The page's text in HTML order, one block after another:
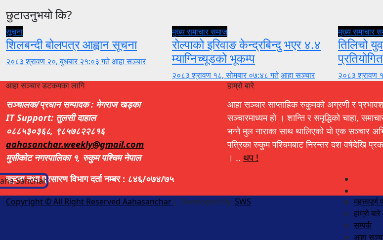
छुटाउनुभयो कि?
सूचना
शिलबन्दी बोलपत्र आह्वान सूचना
२०८३ श्रावण २०, बुधबार २१:०३ गतेआहा सञ्चार
मुख्य समाचारसमाज
रोल्पाको इरिवाङ केन्द्रबिन्दु भएर ४.४
म्याग्निच्यूडको भूकम्प
२०८३ श्रावण १८, सोमबार ०७:४८ गतेआहा सञ्चार
मुख्य समाचार
तिलिचो
२०८३ श्रावण
आहा सञ्चार डटकमका लागि
सञ्चालक/प्रधान सम्पादक : मेगराज खड्का
IT Support: तुलसी दाहाल
०८८५३०३६८, ९८५७८२२८१६
aahasanchar.weekly@gmail.com
मुसीकोट नगरपालिका १, रुकुम पश्चिम नेपाल
सूचना तथा प्रसारण विभाग दर्ता नम्बर : ८४६/०७४/७५
हाम्रो बारे
आहा सञ्चार साप्ताहिक रुकुमको अग्रणी र
सञ्चारमाध्यम हो । शान्ति र समृद्धिको चाहा,
भन्ने मुल नाराका साथ थालिएको यो एक सञ्चार
पत्रिका रुकुम पश्चिमबाट निरन्तर दश वर्षदेखि
। .. थप !
Copyright © All Right Reserved Aahasanchar | Developed By: SWS.
हाम्रो बारे
सम्पर्क
आहा